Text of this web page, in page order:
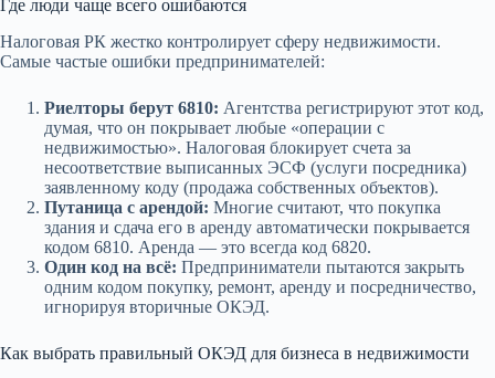
Где люди чаще всего ошибаются
Налоговая РК жестко контролирует сферу недвижимости.
Самые частые ошибки предпринимателей:
Риелторы берут 6810: Агентства регистрируют этот код,
думая, что он покрывает любые «операции с
недвижимостью». Налоговая блокирует счета за
несоответствие выписанных ЭСФ (услуги посредника)
заявленному коду (продажа собственных объектов).
Путаница с арендой: Многие считают, что покупка
здания и сдача его в аренду автоматически покрывается
кодом 6810. Аренда — это всегда код 6820.
Один код на всё: Предприниматели пытаются закрыть
одним кодом покупку, ремонт, аренду и посредничество,
игнорируя вторичные ОКЭД.
Как выбрать правильный ОКЭД для бизнеса в недвижимости